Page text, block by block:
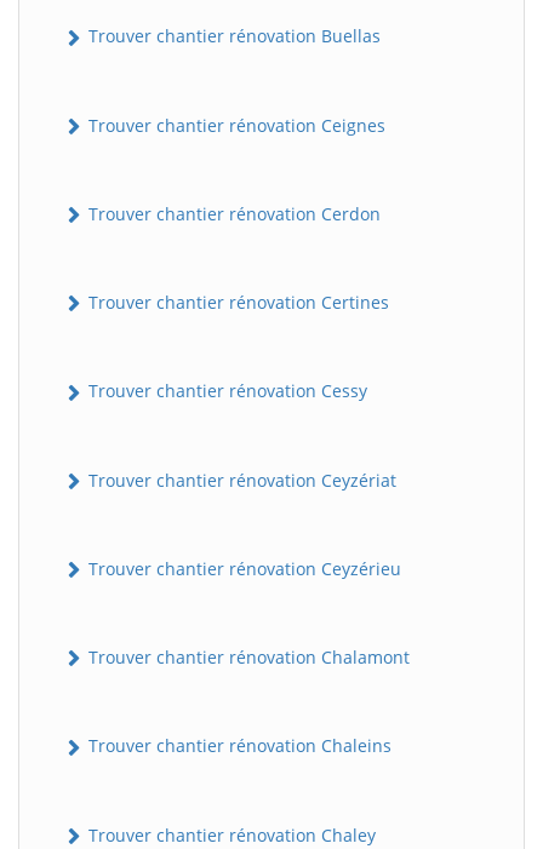
Trouver chantier rénovation Buellas
Trouver chantier rénovation Ceignes
Trouver chantier rénovation Cerdon
Trouver chantier rénovation Certines
Trouver chantier rénovation Cessy
Trouver chantier rénovation Ceyzériat
Trouver chantier rénovation Ceyzérieu
Trouver chantier rénovation Chalamont
Trouver chantier rénovation Chaleins
Trouver chantier rénovation Chaley